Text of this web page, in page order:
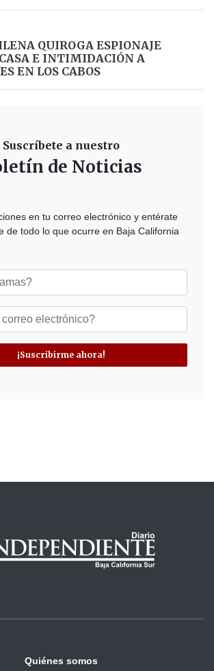
QUIROGA ESPIONAJE
E INTIMIDACIÓN A
EN LOS CABOS
Suscríbete a nuestro
de Noticias
en tu correo electrónico y entérate
de todo lo que ocurre en Baja California
¡Suscribirme ahora!
Quiénes somos